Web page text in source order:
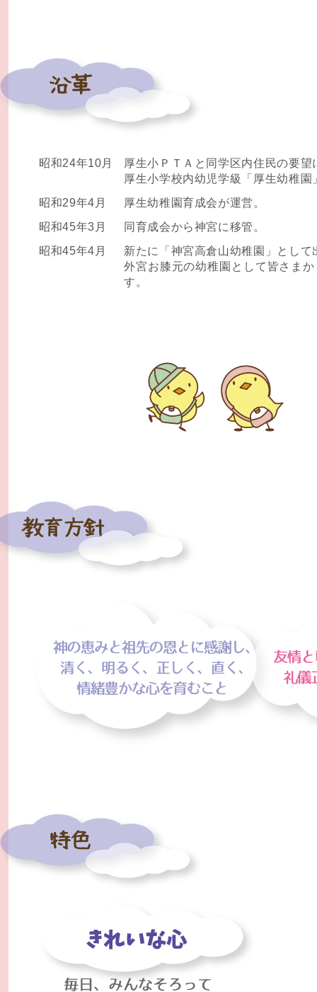
昭和24年10月
厚生小ＰＴＡと同学区内住民の要望
厚生小学校内幼児学級「厚生幼稚園
昭和29年4月
厚生幼稚園育成会が運営。
昭和45年3月
同育成会から神宮に移管。
昭和45年4月
新たに「神宮高倉山幼稚園」として
外宮お膝元の幼稚園として皆さま
す。